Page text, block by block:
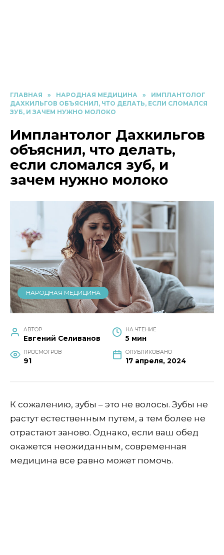
ГЛАВНАЯ » НАРОДНАЯ МЕДИЦИНА »
ИМПЛАНТОЛОГ
ДАХКИЛЬГОВ ОБЪЯСНИЛ, ЧТО ДЕЛАТЬ, ЕСЛИ СЛОМАЛСЯ
ЗУБ, И ЗАЧЕМ НУЖНО МОЛОКО
Имплантолог Дахкильгов
объяснил, что делать,
если сломался зуб, и
зачем нужно молоко
НАРОДНАЯ МЕДИЦИНА
АВТОР
Евгений Селиванов
НА ЧТЕНИЕ
5 мин
ПРОСМОТРОВ
91
ОПУБЛИКОВАНО
17 апреля, 2024
К сожалению, зубы – это не волосы. Зубы не
растут естественным путем, а тем более не
отрастают заново. Однако, если ваш обед
окажется неожиданным, современная
медицина все равно может помочь.